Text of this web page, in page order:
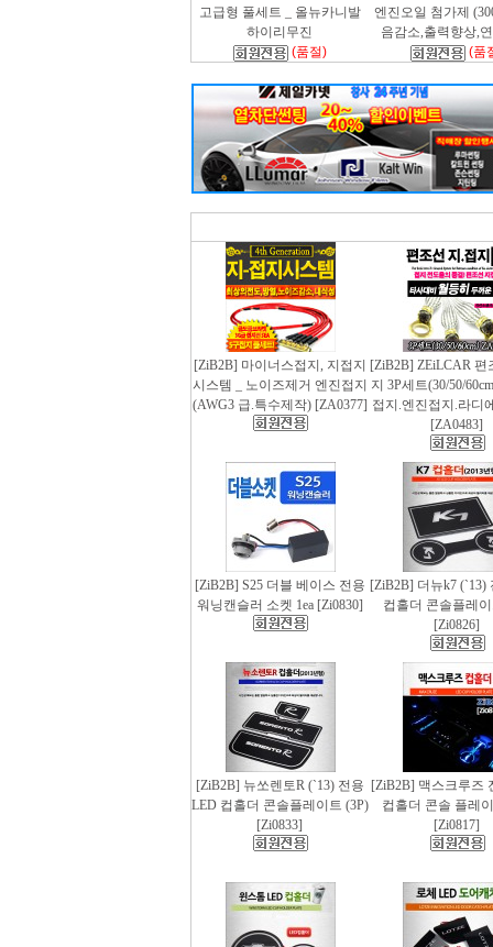
고급형 풀세트 _ 올뉴카니발
하이리무진
(품절)
엔진오일 첨가제
음감소,출력향상,
(품
[ZiB2B] 마이너스접지, 지접지
시스템 _ 노이즈제거 엔진접지
(AWG3 급.특수제작) [ZA0377]
[ZiB2B] ZEiLCAR 편
지 3P세트(30/50/
접지.엔진접지.라디
[ZA0483]
[ZiB2B] S25 더블 베이스 전용
워닝캔슬러 소켓 1ea [Zi0830]
[ZiB2B] 더뉴k7 (`13)
컵홀더 콘솔플레
[Zi0826]
[ZiB2B] 뉴쏘렌토R (`13) 전용
LED 컵홀더 콘솔플레이트 (3P)
[Zi0833]
[ZiB2B] 맥스크루즈
컵홀더 콘솔 플레
[Zi0817]